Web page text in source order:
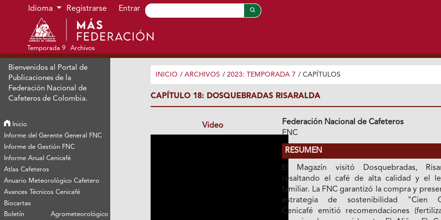
Ir al menú de navegación principal
Ir al contenido principal
Ir al pie de página del sitio
Idioma Registrarse Entrar
Temporada 9 Archivos
Bienvenidos al Portal de
Publicaciones de la
Federación Nacional de
Cafeteros de Colombia.
Inicio
Informe del Gerente General FNC
Informe de Gestión FNC
Informe Anual Cenicafé
Atlas Cafeteros
Anuario Meteorológico Cafetero
Avances Técnicos Cenicafé
Biocartas
Boletín Agrometeorológico
INICIO / ARCHIVOS / 2023: TEMPORADA 7 / CAPÍTULOS
CAPÍTULO 18: DOSQUEBRADAS RISARALDA
Video
Federación Nacional de Cafeteros
FNC
RESUMEN
El Magazín visitó Dosquebradas,
resaltando el café de alta calidad y el
familiar. La FNC garantizó la compra y
estrategia de sostenibilidad "Cien
Cenicafé emitió recomendaciones